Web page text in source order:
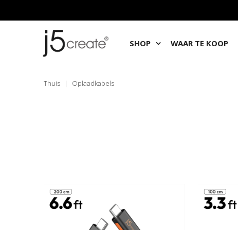
SHOP WAAR TE KOOP
Thuis | Oplaadkabels